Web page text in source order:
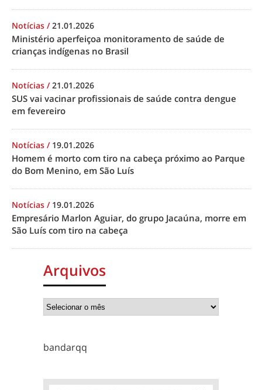
Notícias /21.01.2026
Ministério aperfeiçoa monitoramento de saúde de
crianças indígenas no Brasil
Notícias /21.01.2026
SUS vai vacinar profissionais de saúde contra dengue
em fevereiro
Notícias / 19.01.2026
Homem é morto com tiro na cabeça próximo ao Parque
do Bom Menino, em São Luís
Notícias / 19.01.2026
Empresário Marlon Aguiar, do grupo Jacaúna, morre em
São Luís com tiro na cabeça
Arquivos
bandarqq